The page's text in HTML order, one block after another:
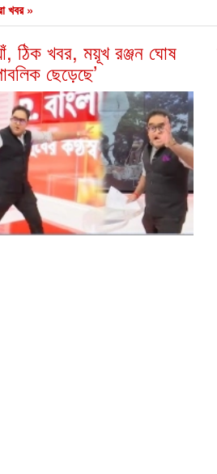
খবর »
ঠিক খবর, ময়ূখ রঞ্জন ঘোষ
ছেড়েছে’